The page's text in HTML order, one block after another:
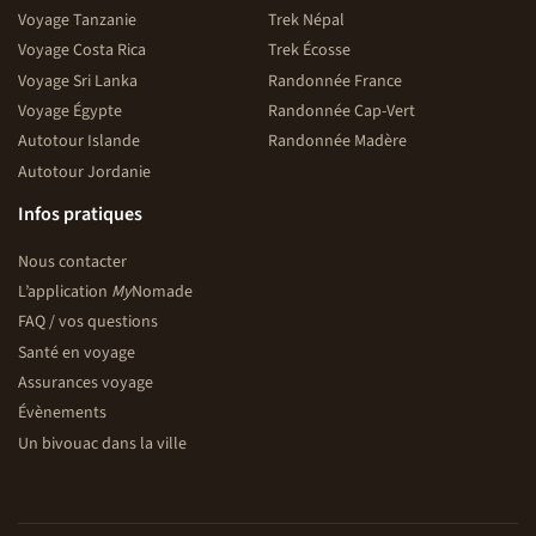
Voyage Tanzanie
Voyage Costa Rica
Voyage Sri Lanka
Voyage Égypte
Autotour Islande
Autotour Jordanie
Trek Népal
Trek Écosse
Randonnée France
Randonnée Cap-Vert
Randonnée Madère
Infos pratiques
Nous contacter
L’application MyNomade
FAQ / vos questions
Santé en voyage
Assurances voyage
Évènements
Un bivouac dans la ville